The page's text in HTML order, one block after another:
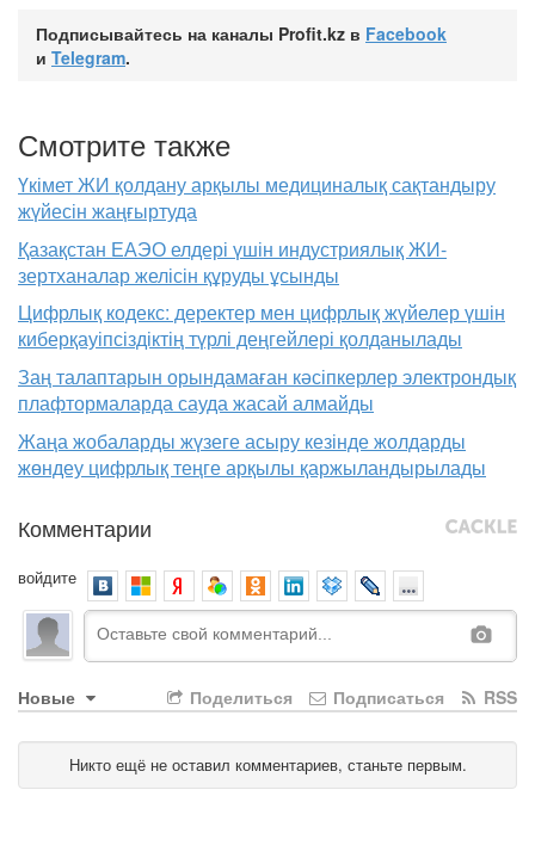
Подписывайтесь на каналы Profit.kz в Facebook
и Telegram.
Смотрите также
Үкімет ЖИ қолдану арқылы медициналық сақтандыру
жүйесін жаңғыртуда
Қазақстан ЕАЭО елдері үшін индустриялық ЖИ-
зертханалар желісін құруды ұсынды
Цифрлық кодекс: деректер мен цифрлық жүйелер үшін
киберқауіпсіздіктің түрлі деңгейлері қолданылады
Заң талаптарын орындамаған кәсіпкерлер электрондық
плафтормаларда сауда жасай алмайды
Жаңа жобаларды жүзеге асыру кезінде жолдарды
жөндеу цифрлық теңге арқылы қаржыландырылады
Комментарии
войдите
Новые RSS
Подписаться
Поделиться
Никто ещё не оставил комментариев, станьте первым.